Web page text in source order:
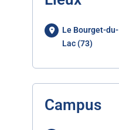
Le Bourget-du-
Lac (73)
Campus